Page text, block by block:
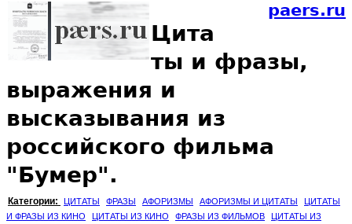
paers.ru
Цита
ты и фразы,
выражения и
высказывания из
российского фильма
"Бумер".
Категории: ЦИТАТЫ ФРАЗЫ АФОРИЗМЫ АФОРИЗМЫ И ЦИТАТЫ
ЦИТАТЫ
И ФРАЗЫ ИЗ КИНО
ЦИТАТЫ ИЗ КИНО ФРАЗЫ ИЗ ФИЛЬМОВ
ЦИТАТЫ ИЗ